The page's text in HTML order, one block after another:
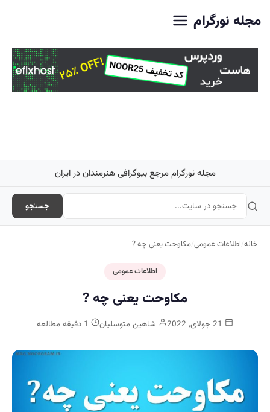
مجله نورگرام
مجله نورگرام مرجع بیوگرافی هنرمندان در ایران
جستجو
خانه/اطلاعات عمومی/مکاوحت یعنی چه ?
اطلاعات عمومی
مکاوحت یعنی چه ?
شاهین متوسلیان